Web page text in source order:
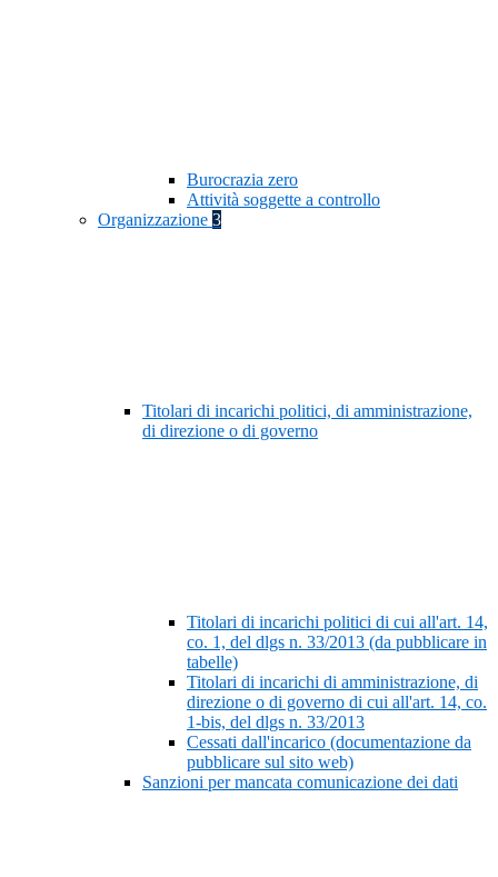
Burocrazia zero
Attività soggette a controllo
Organizzazione 3
Titolari di incarichi politici, di amministrazione,
di direzione o di governo
Titolari di incarichi politici di cui all'art. 14,
co. 1, del dlgs n. 33/2013 (da pubblicare in
tabelle)
Titolari di incarichi di amministrazione, di
direzione o di governo di cui all'art. 14, co.
1-bis, del dlgs n. 33/2013
Cessati dall'incarico (documentazione da
pubblicare sul sito web)
Sanzioni per mancata comunicazione dei dati